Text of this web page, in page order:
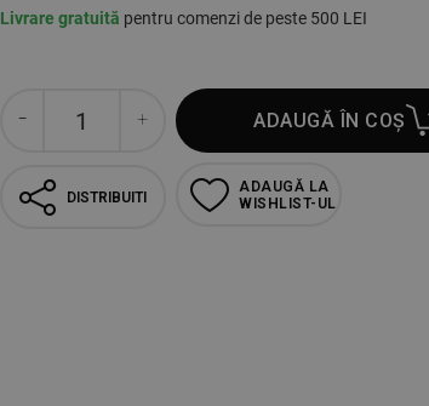
Livrare gratuită pentru comenzi de peste 500 LEI
ADAUGĂ ÎN COȘ
DISTRIBUITI
ADAUGĂ LA
WISHLIST-UL